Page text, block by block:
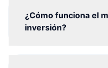
¿Cómo funciona el
inversión?